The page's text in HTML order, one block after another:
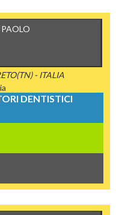
- ITALIA
DENTISTICI